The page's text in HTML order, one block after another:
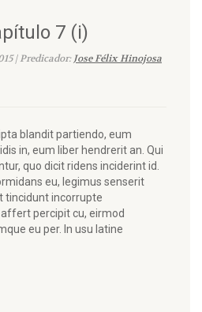
7 (i)
| Predicador:Jose Félix Hinojosa
blandit partiendo, eum
in, eum liber hendrerit an. Qui
quo dicit ridens inciderint id.
eu, legimus senserit
tincidunt incorrupte
percipit cu, eirmod
eu per. In usu latine